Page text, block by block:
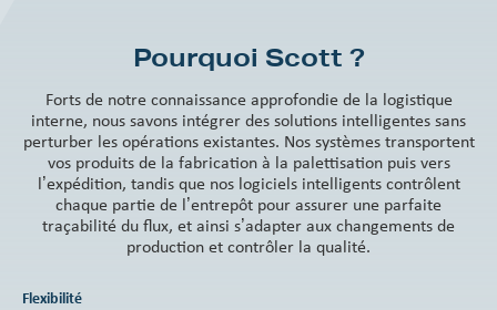
Pourquoi Scott ?
Forts de notre connaissance approfondie de la logistique
interne, nous savons intégrer des solutions intelligentes sans
perturber les opérations existantes. Nos systèmes transportent
vos produits de la fabrication à la palettisation puis vers
l’expédition, tandis que nos logiciels intelligents contrôlent
chaque partie de l’entrepôt pour assurer une parfaite
traçabilité du flux, et ainsi s’adapter aux changements de
production et contrôler la qualité.
Flexibilité